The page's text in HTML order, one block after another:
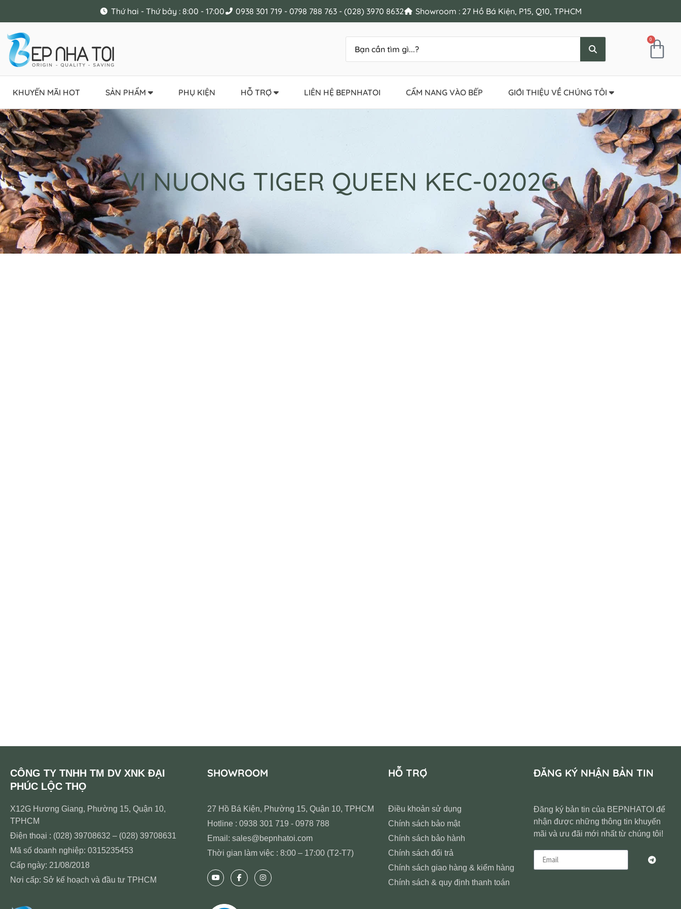
Thứ hai - Thứ bảy : 8:00 - 17:00 0938 301 719 - 0798 788 763 - (028) 3970 8632 Showroom : 27 Hồ Bá Kiện, P15, Q10, TPHCM
0
KHUYẾN MÃI HOT SẢN PHẨM PHỤ KIỆN HỖ TRỢ LIÊN HỆ BEPNHATOI CẨM NANG VÀO BẾP GIỚI THIỆU VỀ CHÚNG TÔI
VI NUONG TIGER QUEEN KEC-0202G
CÔNG TY TNHH TM DV XNK ĐẠI
PHÚC LỘC THỌ
X12G Hương Giang, Phường 15, Quận 10,
TPHCM
Điện thoại : (028) 39708632 – (028) 39708631
Mã số doanh nghiệp: 0315235453
Cấp ngày: 21/08/2018
Nơi cấp: Sở kế hoạch và đầu tư TPHCM
SHOWROOM
27 Hồ Bá Kiện, Phường 15, Quận 10, TPHCM
Hotline : 0938 301 719 - 0978 788
Email: sales@bepnhatoi.com
Thời gian làm việc : 8:00 – 17:00 (T2-T7)
HỖ TRỢ
Điều khoản sử dụng
Chính sách bảo mật
Chính sách bảo hành
Chính sách đổi trả
Chính sách giao hàng & kiểm hàng
Chính sách & quy định thanh toán
ĐĂNG KÝ NHẬN BẢN TIN
Đăng ký bản tin của BEPNHATOI để
nhận được những thông tin khuyến
mãi và ưu đãi mới nhất từ chúng tôi!